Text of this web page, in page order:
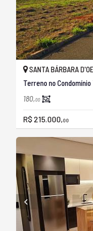
SANTA BÁRBARA
Terreno no
180,00
R$ 215.000,00